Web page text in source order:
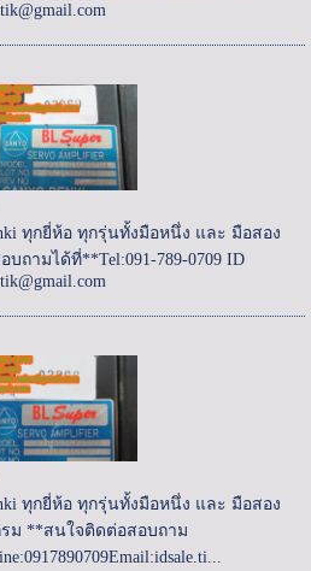
ทุกยี่ห้อ ทุกรุ่นทั้งมือหนึ่ง และ มือสอง
ถามได้ที่**Tel:091-789-0709 ID
ทุกยี่ห้อ ทุกรุ่นทั้งมือหนึ่ง และ มือสอง
ม **สนใจติดต่อสอบถาม